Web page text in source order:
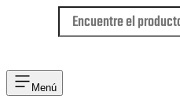
Menú